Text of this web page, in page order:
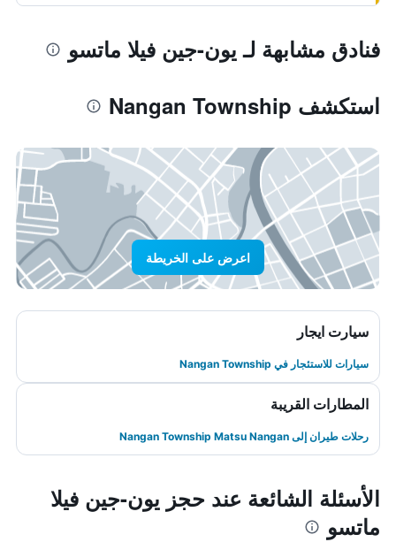
فنادق مشابهة لـ يون-جين فيلا ماتسو
استكشف Nangan Township
اعرض على الخريطة
سيارت ايجار
سيارات للاستئجار في Nangan Township
المطارات القريبة
رحلات طيران إلى Nangan Township Matsu Nangan
الأسئلة الشائعة عند حجز يون-جين فيلا
ماتسو